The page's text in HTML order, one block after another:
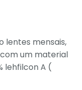
lentes mensais,
um material
lehfilcon A (